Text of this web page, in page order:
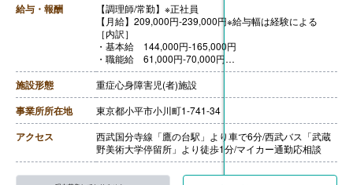
給与・報酬
【調理師/常勤】※正社員
【月給】209,000円-239,000円※給与幅は経験による
［内訳］
・基本給 144,000円‐165,000円
・職能給 61,000円‐70,000円
・処遇改善1手当 4,000円
［その他手当］
・皆勤手当 5,000円
・早番手当 1,000円/回
・ライセンス手当 最大6ライセンスで30,000円/月（各
ライセンスごとに5,000円/月）
・時間外手当
・役職手当
施設形態 重症心身障害児(者)施設
事業所所在地 東京都小平市小川町1-741-34
アクセス
西武国分寺線「鷹の台駅」より車で6分/西武バス「武蔵
野美術大学停留所」より徒歩1分/マイカー通勤応相談